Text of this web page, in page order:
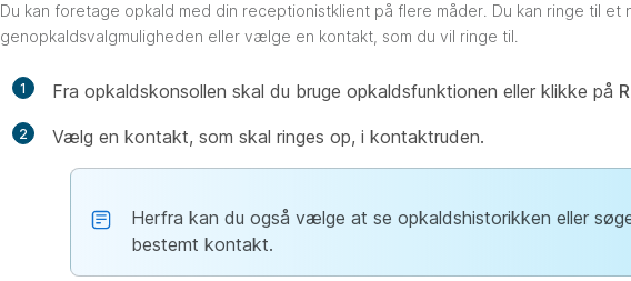
Du kan foretage opkald med din receptionistklient på flere måder. Du kan ringe til et
genopkaldsvalgmuligheden eller vælge en kontakt, som du vil ringe til.
1 Fra opkaldskonsollen skal du bruge opkaldsfunktionen eller klikke på
2 Vælg en kontakt, som skal ringes op, i kontaktruden.
Herfra kan du også vælge at se opkaldshistorikken eller
bestemt kontakt.